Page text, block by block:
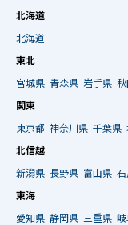
北海道
北海道
東北
宮城県 青森県 岩手県
関東
東京都 神奈川県 千葉県
北信越
新潟県 長野県 富山県
東海
愛知県 静岡県 三重県